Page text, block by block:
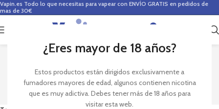
¿Eres mayor de 18 años?
Estos productos están dirigidos exclusivamente a
fumadores mayores de edad, algunos contienen nicotina
que es muy adictiva. Debes tener más de 18 años para
visitar esta web.
Vapin.es Todo lo que necesitas para vapear con ENVÍO GRATIS en pedidos de
mas de 30€
0
SMOK